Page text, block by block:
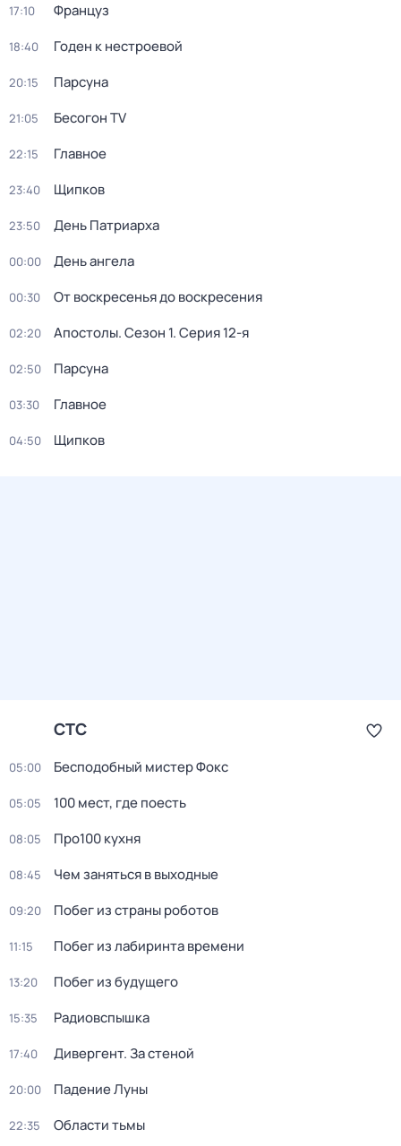
17:10 Француз
18:40 Годен к нестроевой
20:15 Парсуна
21:05 Бесогон TV
22:15 Главное
23:40 Щипков
23:50 День Патриарха
00:00 День ангела
00:30 От воскресенья до воскресения
02:20 Апостолы. Сезон 1. Серия 12-я
02:50 Парсуна
03:30 Главное
04:50 Щипков
СТС
05:00 Бесподобный мистер Фокс
05:05 100 мест, где поесть
08:05 Про100 кухня
08:45 Чем заняться в выходные
09:20 Побег из страны роботов
11:15 Пoбег из лабиринтa времени
13:20 Побег из будущего
15:35 Радиовспышка
17:40 Дивергент. За стеной
20:00 Падение Луны
22:35 Области тьмы